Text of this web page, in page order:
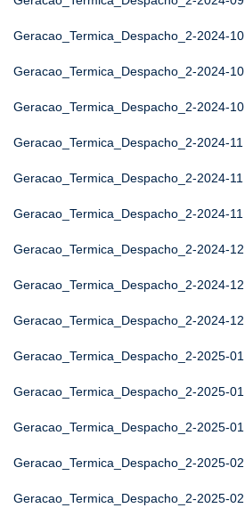
Geracao_Termica_Despacho_2-2024-10
Geracao_Termica_Despacho_2-2024-10
Geracao_Termica_Despacho_2-2024-10
Geracao_Termica_Despacho_2-2024-11
Geracao_Termica_Despacho_2-2024-11
Geracao_Termica_Despacho_2-2024-11
Geracao_Termica_Despacho_2-2024-12
Geracao_Termica_Despacho_2-2024-12
Geracao_Termica_Despacho_2-2024-12
Geracao_Termica_Despacho_2-2025-01
Geracao_Termica_Despacho_2-2025-01
Geracao_Termica_Despacho_2-2025-01
Geracao_Termica_Despacho_2-2025-02
Geracao_Termica_Despacho_2-2025-02